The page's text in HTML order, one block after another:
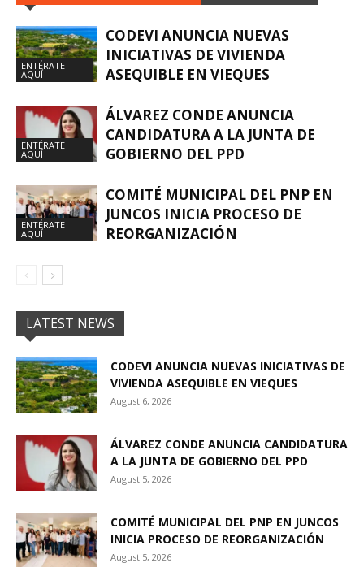
ENTÉRATE
AQUÍ
CODEVI ANUNCIA NUEVAS
INICIATIVAS DE VIVIENDA
ASEQUIBLE EN VIEQUES
ENTÉRATE
AQUÍ
ÁLVAREZ CONDE ANUNCIA
CANDIDATURA A LA JUNTA DE
GOBIERNO DEL PPD
ENTÉRATE
AQUÍ
COMITÉ MUNICIPAL DEL PNP EN
JUNCOS INICIA PROCESO DE
REORGANIZACIÓN
LATEST NEWS
CODEVI ANUNCIA NUEVAS INICIATIVAS DE
VIVIENDA ASEQUIBLE EN VIEQUES
August 6, 2026
ÁLVAREZ CONDE ANUNCIA CANDIDATURA
A LA JUNTA DE GOBIERNO DEL PPD
August 5, 2026
COMITÉ MUNICIPAL DEL PNP EN JUNCOS
INICIA PROCESO DE REORGANIZACIÓN
August 5, 2026